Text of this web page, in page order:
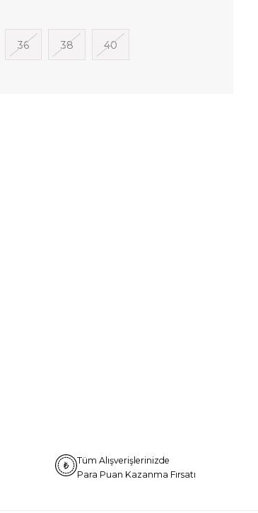
36 38 40
Tüm Alışverişlerinizde
Para Puan Kazanma Fırsatı